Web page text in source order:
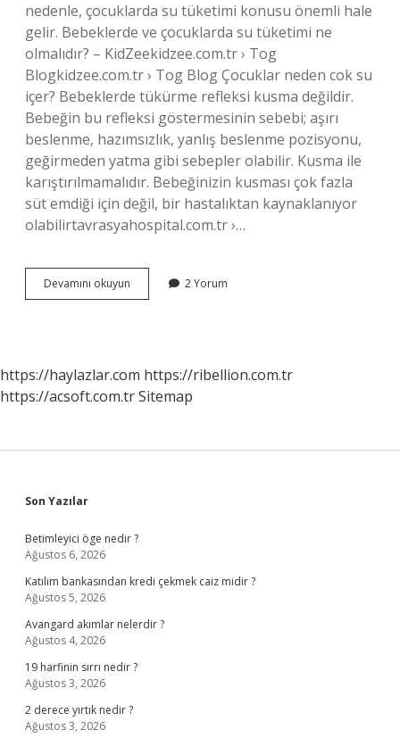
nedenle, çocuklarda su tüketimi konusu önemli hale
gelir. Bebeklerde ve çocuklarda su tüketimi ne
olmalıdır? – KidZeekidzee.com.tr › Tog
Blogkidzee.com.tr › Tog Blog Çocuklar neden cok su
içer? Bebeklerde tükürme refleksi kusma değildir.
Bebeğin bu refleksi göstermesinin sebebi; aşırı
beslenme, hazımsızlık, yanlış beslenme pozisyonu,
geğirmeden yatma gibi sebepler olabilir. Kusma ile
karıştırılmamalıdır. Bebeğinizin kusması çok fazla
süt emdiği için değil, bir hastalıktan kaynaklanıyor
olabilirtavrasyahospital.com.tr ›…
Devamını okuyun Bebeklerin
Çok
2 Yorum
https://haylazlar.com https://ribellion.com.tr
https://acsoft.com.trSitemap
Sidebar
Son Yazılar
Betimleyici öge nedir ?
Ağustos 6, 2026
Katılım bankasından kredi çekmek caiz midir ?
Ağustos 5, 2026
Avangard akımlar nelerdir ?
Ağustos 4, 2026
19 harfinin sırrı nedir ?
Ağustos 3, 2026
2 derece yırtık nedir ?
Ağustos 3, 2026